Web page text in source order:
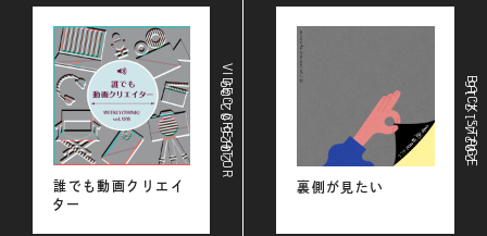
誰でも動画クリエイ
ター
2026.02.09
VIDEO CREATOR
裏側が見たい
2024.12.16
BACK STAGE